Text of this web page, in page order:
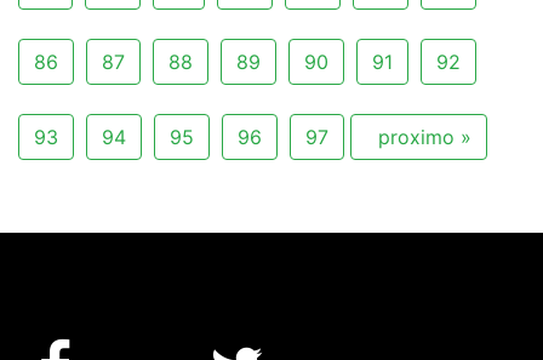
86 87 88 89 90 91 92
93 94 95 96 97 proximo »